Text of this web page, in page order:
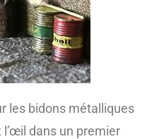
les bidons métalliques
dans un premier